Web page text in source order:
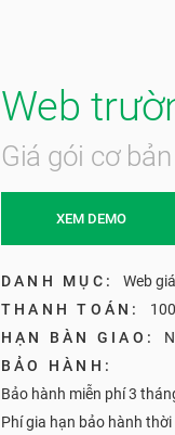
Web
Giá gói cơ
XEM DEMO
DANH MỤC:
Web
THANH TOÁN:
HẠN BÀN GIAO:
BẢO HÀNH:
Bảo hành miễn phí 3
Phí gia hạn bảo hành